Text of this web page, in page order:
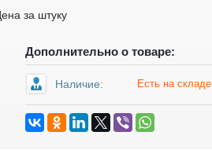
за штуку
Дополнительно о товаре:
Наличие: Есть на складе.